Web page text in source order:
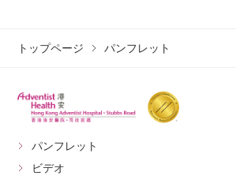
トップページ パンフレット
パンフレット
ビデオ